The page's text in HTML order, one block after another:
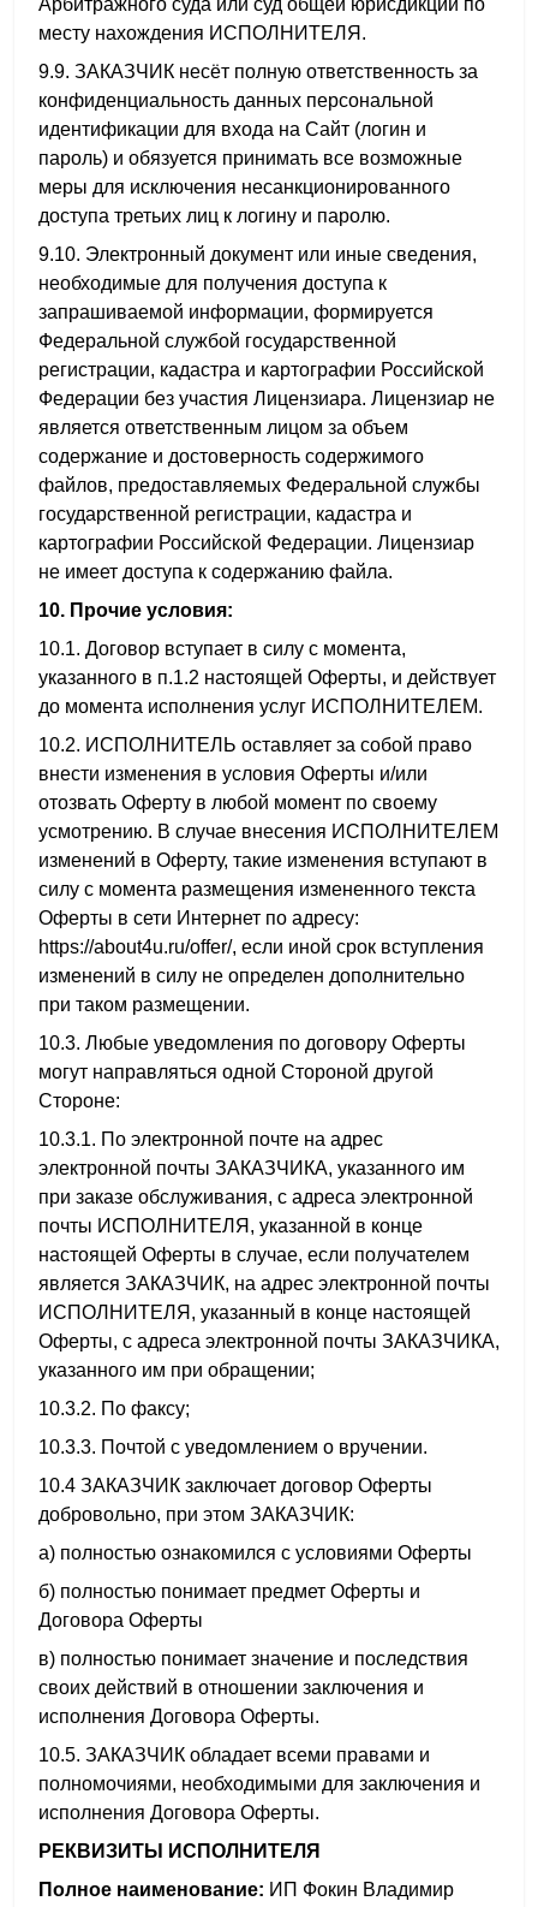
Арбитражного суда или суд общей юрисдикции по
месту нахождения ИСПОЛНИТЕЛЯ.
9.9. ЗАКАЗЧИК несёт полную ответственность за
конфиденциальность данных персональной
идентификации для входа на Сайт (логин и
пароль) и обязуется принимать все возможные
меры для исключения несанкционированного
доступа третьих лиц к логину и паролю.
9.10. Электронный документ или иные сведения,
необходимые для получения доступа к
запрашиваемой информации, формируется
Федеральной службой государственной
регистрации, кадастра и картографии Российской
Федерации без участия Лицензиара. Лицензиар не
является ответственным лицом за объем
содержание и достоверность содержимого
файлов, предоставляемых Федеральной службы
государственной регистрации, кадастра и
картографии Российской Федерации. Лицензиар
не имеет доступа к содержанию файла.
10. Прочие условия:
10.1. Договор вступает в силу с момента,
указанного в п.1.2 настоящей Оферты, и действует
до момента исполнения услуг ИСПОЛНИТЕЛЕМ.
10.2. ИСПОЛНИТЕЛЬ оставляет за собой право
внести изменения в условия Оферты и/или
отозвать Оферту в любой момент по своему
усмотрению. В случае внесения ИСПОЛНИТЕЛЕМ
изменений в Оферту, такие изменения вступают в
силу с момента размещения измененного текста
Оферты в сети Интернет по адресу:
https://about4u.ru/offer/, если иной срок вступления
изменений в силу не определен дополнительно
при таком размещении.
10.3. Любые уведомления по договору Оферты
могут направляться одной Стороной другой
Стороне:
10.3.1. По электронной почте на адрес
электронной почты ЗАКАЗЧИКА, указанного им
при заказе обслуживания, с адреса электронной
почты ИСПОЛНИТЕЛЯ, указанной в конце
настоящей Оферты в случае, если получателем
является ЗАКАЗЧИК, на адрес электронной почты
ИСПОЛНИТЕЛЯ, указанный в конце настоящей
Оферты, с адреса электронной почты ЗАКАЗЧИКА,
указанного им при обращении;
10.3.2. По факсу;
10.3.3. Почтой с уведомлением о вручении.
10.4 ЗАКАЗЧИК заключает договор Оферты
добровольно, при этом ЗАКАЗЧИК:
а) полностью ознакомился с условиями Оферты
б) полностью понимает предмет Оферты и
Договора Оферты
в) полностью понимает значение и последствия
своих действий в отношении заключения и
исполнения Договора Оферты.
10.5. ЗАКАЗЧИК обладает всеми правами и
полномочиями, необходимыми для заключения и
исполнения Договора Оферты.
РЕКВИЗИТЫ ИСПОЛНИТЕЛЯ
Полное наименование: ИП Фокин Владимир